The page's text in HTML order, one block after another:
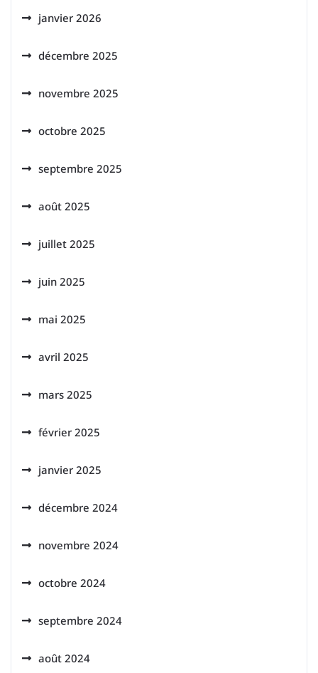
janvier 2026
décembre 2025
novembre 2025
octobre 2025
septembre 2025
août 2025
juillet 2025
juin 2025
mai 2025
avril 2025
mars 2025
février 2025
janvier 2025
décembre 2024
novembre 2024
octobre 2024
septembre 2024
août 2024